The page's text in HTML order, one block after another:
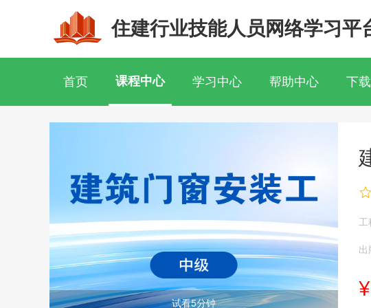
住建行业技能人员网络学习平
首页 课程中心 学习中心 帮助中心 下
试看5分钟
工
出